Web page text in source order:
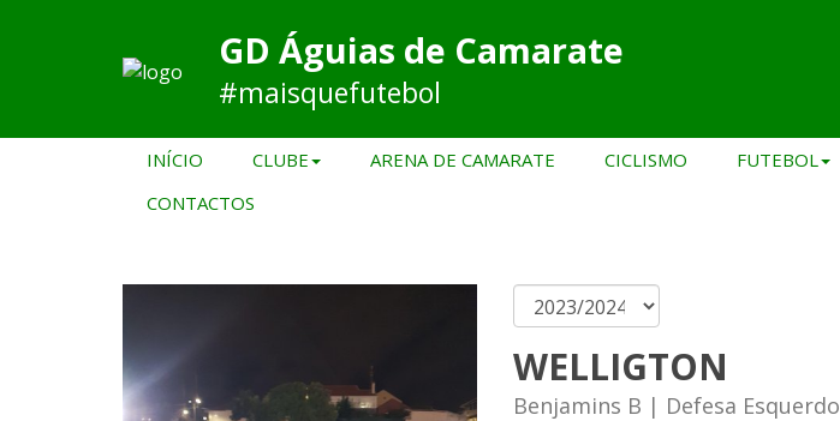
GD Águias de Camarate
#maisquefutebol
INÍCIO CLUBE ARENA DE CAMARATE CICLISMO FUTEBOL
CONTACTOS
WELLIGTON
Benjamins B | Defesa Esquerdo